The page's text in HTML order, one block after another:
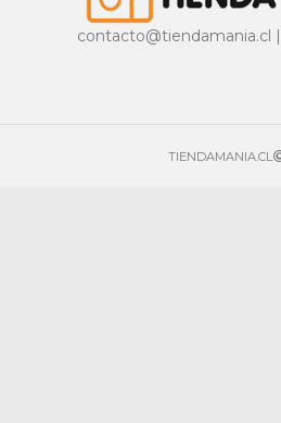
contacto@tiendamania.cl
TIENDAMANIA.CL